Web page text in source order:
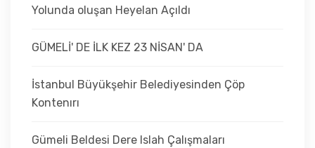
Yolunda oluşan Heyelan Açıldı
GÜMELİ' DE İLK KEZ 23 NİSAN' DA
İstanbul Büyükşehir Belediyesinden Çöp
Kontenırı
Gümeli Beldesi Dere Islah Çalışmaları